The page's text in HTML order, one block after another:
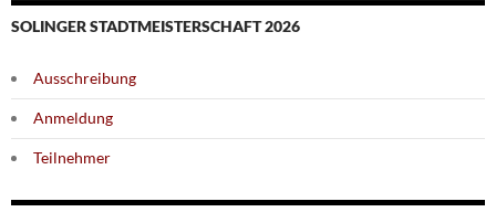
SOLINGER STADTMEISTERSCHAFT 2026
Ausschreibung
Anmeldung
Teilnehmer